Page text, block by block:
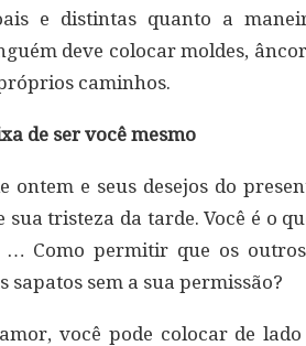
e distintas quanto a
deve colocar moldes,
caminhos.
de ser você mesmo
ontem e seus desejos do
sua tristeza da tarde. Você é o
Como permitir que os
sem a sua permissão?
você pode colocar de lado